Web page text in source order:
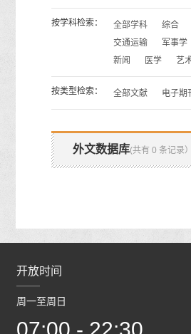
按学科检索： 全部学科 综合
交通运输
军事学
新闻
医学 艺
按类型检索： 全部文献 电子期
外文数据库(共有 0 条记录）
开放时间
周一至周日